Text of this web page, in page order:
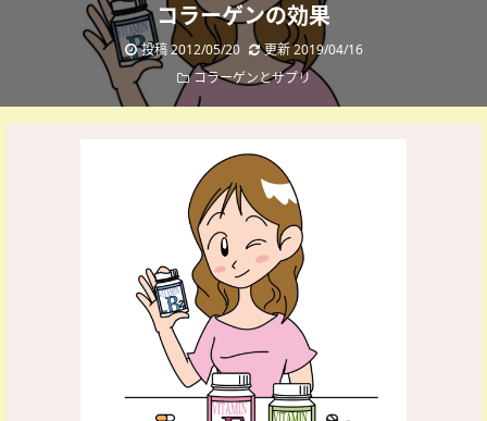
コラーゲンの効果
投稿2012/05/20 更新2019/04/16
コラーゲンとサプリ